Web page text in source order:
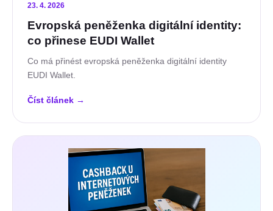
23. 4. 2026
Evropská peněženka digitální identity:
co přinese EUDI Wallet
Co má přinést evropská peněženka digitální identity
EUDI Wallet.
Číst článek →